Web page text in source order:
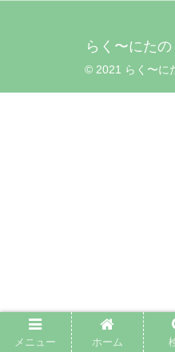
らく〜にた
© 2021 らく〜に
メニュー ホーム